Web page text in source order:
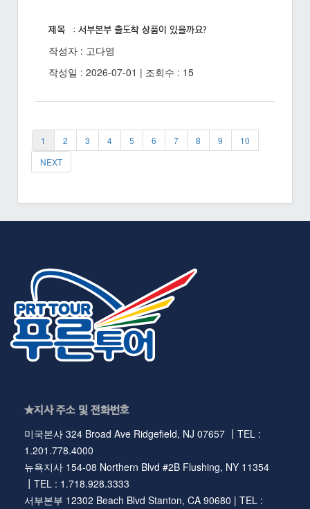
제목 : 서부본부 출도착 상품이 있을까요?
작성자 : 고다영
작성일 : 2026-07-01 | 조회수 : 15
1 2 3 4 5 6 7 8 9
10
NEXT
★지사 주소 및 전화번호
미국본사 324 Broad Ave Ridgefield, NJ 07657 ┃TEL :
1.201.778.4000
뉴욕지사 154-08 Northern Blvd #2B Flushing, NY 11354
┃TEL : 1.718.928.3333
서부본부 12302 Beach Blvd Stanton, CA 90680 | TEL :